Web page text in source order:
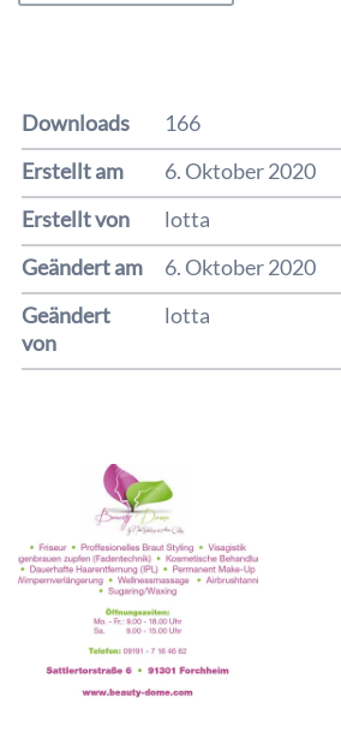
Downloads
166
Erstellt am
6. Oktober 2020
Erstellt von
lotta
Geändert am
6. Oktober 2020
Geändert
von
lotta